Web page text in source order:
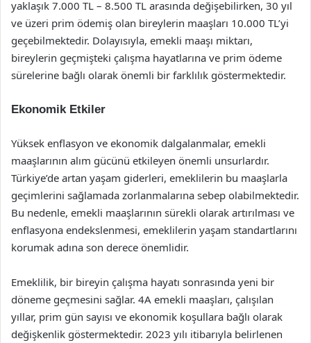
yaklaşık 7.000 TL – 8.500 TL arasında değişebilirken, 30 yıl
ve üzeri prim ödemiş olan bireylerin maaşları 10.000 TL’yi
geçebilmektedir. Dolayısıyla, emekli maaşı miktarı,
bireylerin geçmişteki çalışma hayatlarına ve prim ödeme
sürelerine bağlı olarak önemli bir farklılık göstermektedir.
Ekonomik Etkiler
Yüksek enflasyon ve ekonomik dalgalanmalar, emekli
maaşlarının alım gücünü etkileyen önemli unsurlardır.
Türkiye’de artan yaşam giderleri, emeklilerin bu maaşlarla
geçimlerini sağlamada zorlanmalarına sebep olabilmektedir.
Bu nedenle, emekli maaşlarının sürekli olarak artırılması ve
enflasyona endekslenmesi, emeklilerin yaşam standartlarını
korumak adına son derece önemlidir.
Emeklilik, bir bireyin çalışma hayatı sonrasında yeni bir
döneme geçmesini sağlar. 4A emekli maaşları, çalışılan
yıllar, prim gün sayısı ve ekonomik koşullara bağlı olarak
değişkenlik göstermektedir. 2023 yılı itibarıyla belirlenen